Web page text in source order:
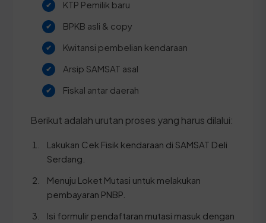
KTP Pemilik baru
BPKB asli & copy
Kwitansi pembelian kendaraan
Arsip SAMSAT asal
Fiskal antar daerah
Berikut adalah urutan proses yang harus dilalui:
Lakukan Cek Fisik kendaraan di SAMSAT Deli
Serdang.
Menuju Loket Mutasi untuk melakukan
pembayaran PNBP.
Isi formulir pendaftaran mutasi masuk dengan